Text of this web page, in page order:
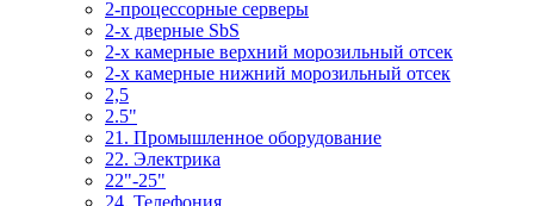
2-процессорные серверы
2-х дверные SbS
2-х камерные верхний морозильный отсек
2-х камерные нижний морозильный отсек
2,5
2.5"
21. Промышленное оборудование
22. Электрика
22"-25"
24. Телефония